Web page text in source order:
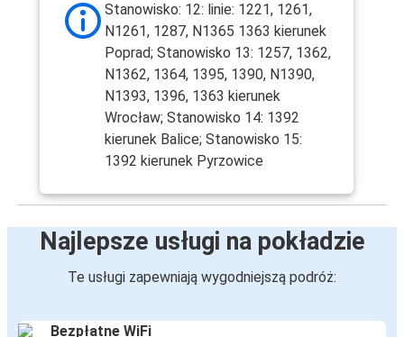
Stanowisko: 12: linie: 1221, 1261,
N1261, 1287, N1365 1363 kierunek
Poprad; Stanowisko 13: 1257, 1362,
N1362, 1364, 1395, 1390, N1390,
N1393, 1396, 1363 kierunek
Wrocław; Stanowisko 14: 1392
kierunek Balice; Stanowisko 15:
1392 kierunek Pyrzowice
Najlepsze usługi na pokładzie
Te usługi zapewniają wygodniejszą podróż:
Bezpłatne WiFi